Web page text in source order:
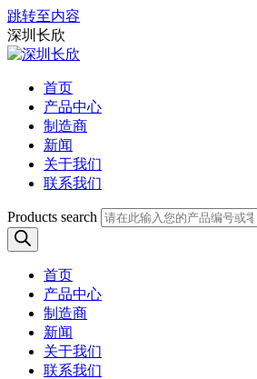
跳转至内容
深圳长欣
首页
产品中心
制造商
新闻
关于我们
联系我们
Products search
首页
产品中心
制造商
新闻
关于我们
联系我们